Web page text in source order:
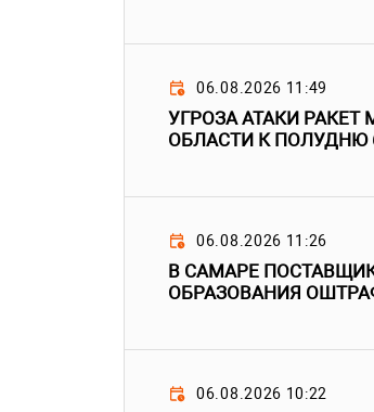
06.08.2026 11:49
УГРОЗА АТАКИ
ОБЛАСТИ К ПОЛУДНЮ
06.08.2026 11:26
В САМАРЕ
ОБРАЗОВАНИЯ
06.08.2026 10:22